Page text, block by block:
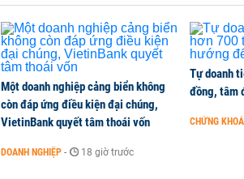
Một doanh nghiệp cảng biển không
còn đáp ứng điều kiện đại chúng,
VietinBank quyết tâm thoái vốn
DOANH NGHIỆP - 18 giờ trước
Tự doanh
đồng, tâm
CHỨNG